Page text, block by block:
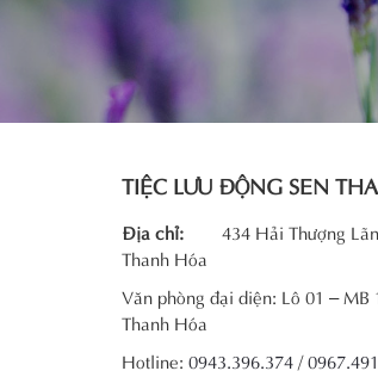
TIỆC LƯU ĐỘNG SEN
Địa chỉ:
434 Hải Thượng
Thanh Hóa
Văn phòng đại diện: Lô 01 – MB
Thanh Hóa
Hotline: 0943.396.374/